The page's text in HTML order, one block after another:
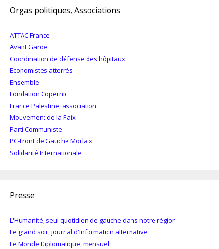
Orgas politiques, Associations
ATTAC France
Avant Garde
Coordination de défense des hôpitaux
Economistes atterrés
Ensemble
Fondation Copernic
France Palestine, association
Mouvement de la Paix
Parti Communiste
PC-Front de Gauche Morlaix
Solidarité Internationale
Presse
L'Humanité, seul quotidien de gauche dans notre région
Le grand soir, journal d'information alternative
Le Monde Diplomatique, mensuel